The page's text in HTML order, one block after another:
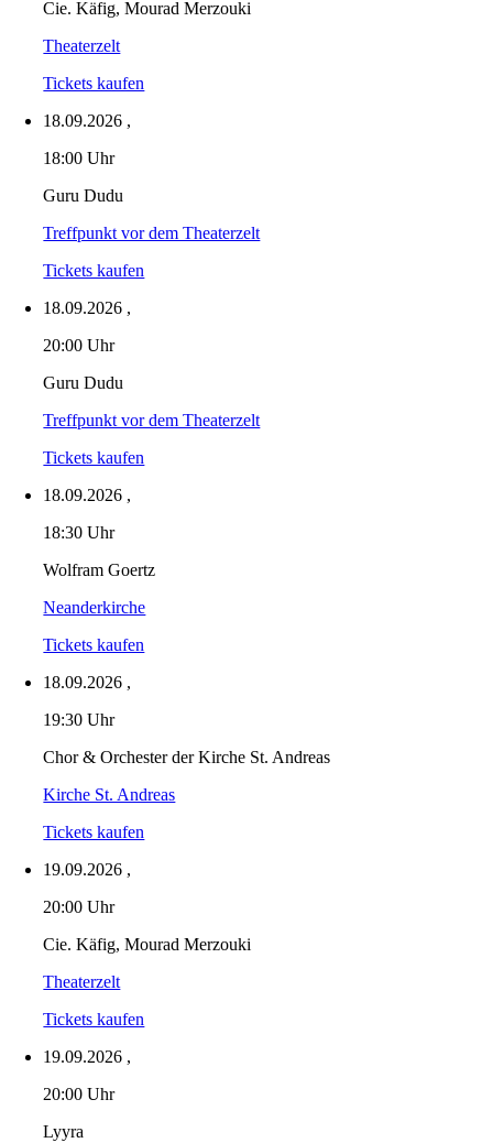
Cie. Käfig, Mourad Merzouki
Theaterzelt
Tickets kaufen
18.09.2026 ,
18:00 Uhr
Guru Dudu
Treffpunkt vor dem Theaterzelt
Tickets kaufen
18.09.2026 ,
20:00 Uhr
Guru Dudu
Treffpunkt vor dem Theaterzelt
Tickets kaufen
18.09.2026 ,
18:30 Uhr
Wolfram Goertz
Neanderkirche
Tickets kaufen
18.09.2026 ,
19:30 Uhr
Chor & Orchester der Kirche St. Andreas
Kirche St. Andreas
Tickets kaufen
19.09.2026 ,
20:00 Uhr
Cie. Käfig, Mourad Merzouki
Theaterzelt
Tickets kaufen
19.09.2026 ,
20:00 Uhr
Lyyra